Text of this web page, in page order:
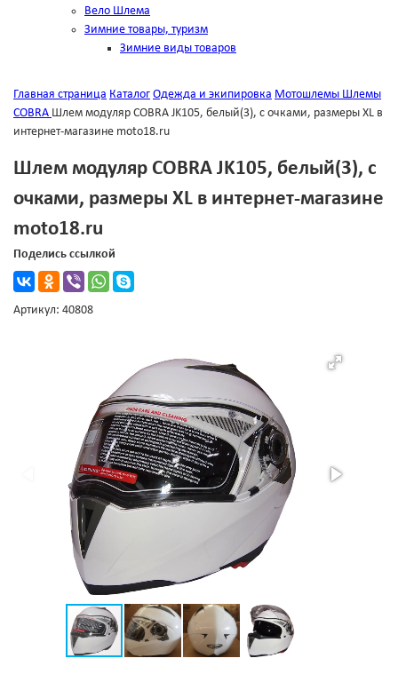
Вело Шлема
Зимние товары, туризм
Зимние виды товаров
Главная страница Каталог Одежда и экипировка Мотошлемы Шлемы
COBRA Шлем модуляр COBRA JK105, белый(3), с очками, размеры XL в
интернет-магазине moto18.ru
Шлем модуляр COBRA JK105, белый(3), с
очками, размеры XL в интернет-магазине
moto18.ru
Поделись ссылкой
Артикул: 40808